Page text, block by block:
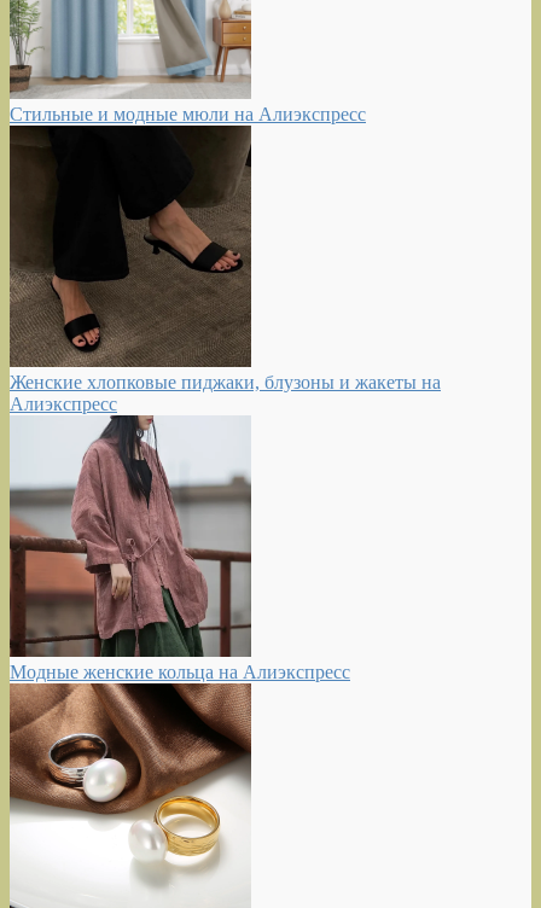
Стильные и модные мюли на Алиэкспресс
Женские хлопковые пиджаки, блузоны и жакеты на
Алиэкспресс
Модные женские кольца на Алиэкспресс